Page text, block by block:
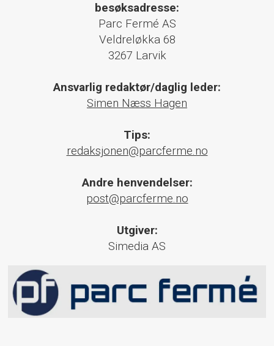
besøksadresse:
Parc Fermé AS
Veldreløkka 68
3267 Larvik
Ansvarlig redaktør/daglig leder:
Simen Næss Hagen
Tips:
redaksjonen@parcferme.no
Andre henvendelser:
post@parcferme.no
Utgiver:
Simedia AS